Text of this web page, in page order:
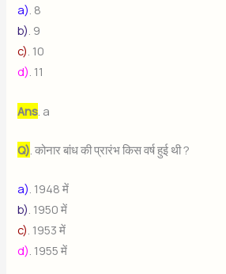
a). 8
b). 9
c). 10
d). 11
Ans . a
Q). कोनार बांध की प्रारंभ किस वर्ष हुई थी ?
a). 1948 में
b). 1950 में
c). 1953 में
d). 1955 में